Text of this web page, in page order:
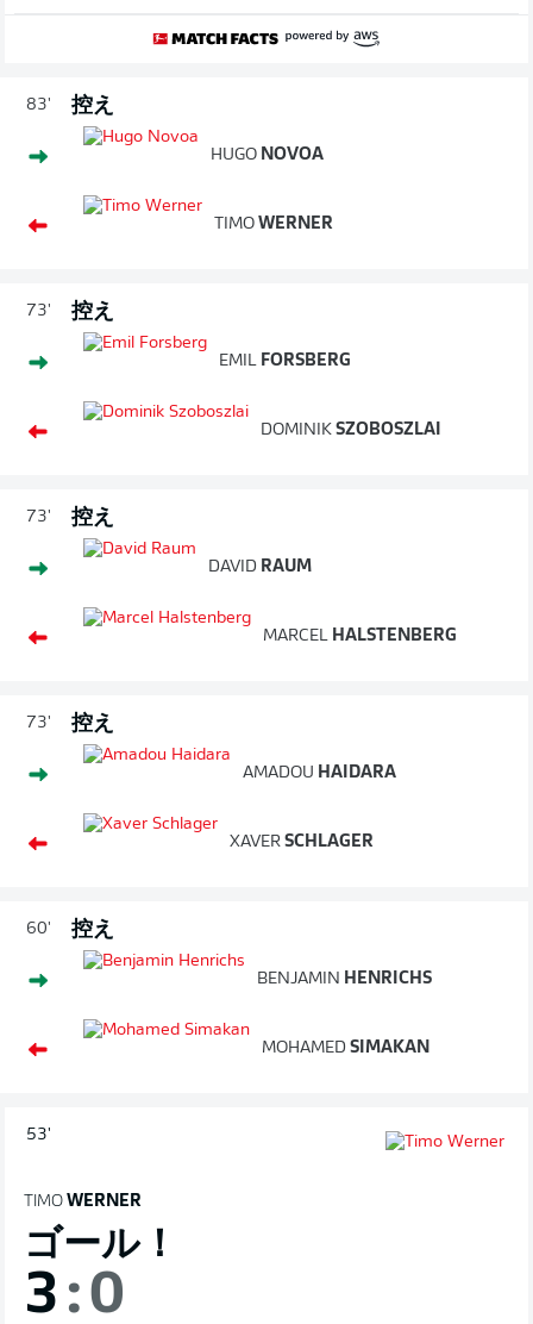
83' 控え
HUGO NOVOA
TIMO WERNER
73' 控え
EMIL FORSBERG
DOMINIK SZOBOSZLAI
73' 控え
DAVID RAUM
MARCEL HALSTENBERG
73' 控え
AMADOU HAIDARA
XAVER SCHLAGER
60' 控え
BENJAMIN HENRICHS
MOHAMED SIMAKAN
53'
TIMO WERNER
ゴール！
3 :0